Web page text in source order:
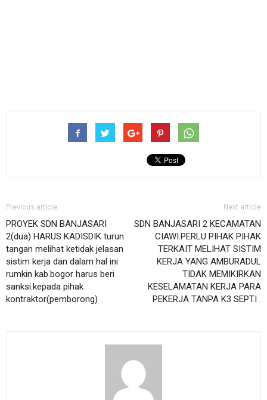
Previous article
PROYEK SDN BANJASARI
2(dua) HARUS KADISDIK turun
tangan melihat ketidak jelasan
sistim kerja dan dalam hal ini
rumkin kab.bogor harus beri
sanksi.kepada pihak
kontraktor(pemborong)
Next article
SDN BANJASARI 2 KECAMATAN
CIAWI.PERLU PIHAK PIHAK
TERKAIT MELIHAT SISTIM
KERJA YANG AMBURADUL
TIDAK MEMIKIRKAN
KESELAMATAN KERJA PARA
PEKERJA TANPA K3 SEPTI .